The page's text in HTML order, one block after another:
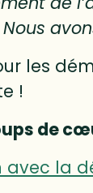
les
!
de
avec la